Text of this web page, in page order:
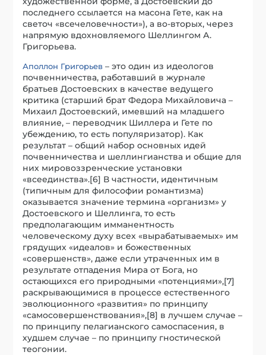
последнего ссылается на масона Гете, как на
светоч «всечеловечности»), а во-вторых, через
напрямую вдохновляемого Шеллингом А.
Григорьева.
Аполлон Григорьев – это один из идеологов
почвенничества, работавший в журнале
братьев Достоевских в качестве ведущего
критика (старший брат Федора Михайловича –
Михаил Достоевский, имевший на младшего
влияние, – переводчик Шиллера и Гете по
убеждению, то есть популяризатор). Как
результат – общий набор основных идей
почвенничества и шеллингианства и общие для
них мировоззренческие установки
«всеединства».[6] В частности, идентичным
(типичным для философии романтизма)
оказывается значение термина «организм» у
Достоевского и Шеллинга, то есть
предполагающим имманентность
человеческому духу всех «вырабатываемых» им
грядущих «идеалов» и божественных
«совершенств», даже если утраченных им в
результате отпадения Мира от Бога, но
остающихся его природными «потенциями»,[7]
раскрывающимися в процессе естественного
эволюционного «развития» по принципу
«самосовершенствования»,[8] в лучшем случае –
по принципу пелагианского самоспасения, в
худшем случае – по принципу гностической
теогонии.